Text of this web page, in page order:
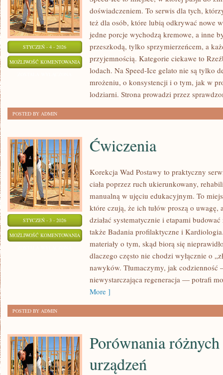
STYCZEŃ - 4 - 2026
MOŻLIWOŚĆ KOMENTOWANIA LODY
RESTAURACJACH
doświadczeniem. To serwis dla tych,
też dla osób, które lubią odkrywać nowe
jedne porcje wychodzą kremowe, a inne
przeszkodą, tylko sprzymierzeńcem, a
przyjemnością. Kategorie ciekawe to
lodach. Na Speed-Ice gelato nie są tylko
mrożeniu, o konsystencji i o tym, jak w
lodziarni. Strona prowadzi przez
POSTED BY ADMIN
STYCZEŃ - 3 - 2026
MOŻLIWOŚĆ KOMENTOWANIA ĆWICZENIA
Ćwiczenia
Korekcja Wad Postawy to praktyczny
ciała poprzez ruch ukierunkowany,
manualną w ujęciu edukacyjnym. To
które czują, że ich tułów proszą o uwagę,
działać systematycznie i etapami
także Badania profilaktyczne i
materiały o tym, skąd biorą się
dlaczego często nie chodzi wyłącznie o
nawyków. Tłumaczymy, jak codzienność
niewystarczająca regeneracja — potrafi
More ]
POSTED BY ADMIN
Porównania
urządzeń